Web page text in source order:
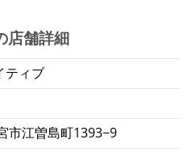
店舗詳細
ティブ
市江曽島町1393−9